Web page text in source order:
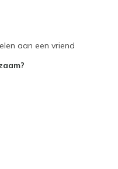
aan een vriend